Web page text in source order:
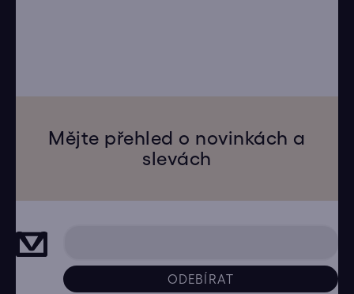
Mějte přehled o novinkách a
slevách
ODEBÍRAT